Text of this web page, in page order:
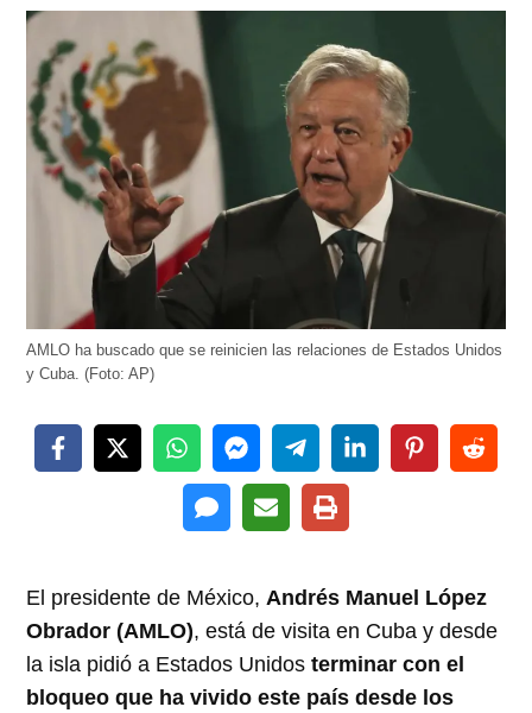
AMLO ha buscado que se reinicien las relaciones de Estados Unidos
y Cuba. (Foto: AP)
El presidente de México,Andrés Manuel López
Obrador (AMLO), está de visita en Cuba y desde
la isla pidió a Estados Unidos terminar con el
bloqueo que ha vivido este país desde los